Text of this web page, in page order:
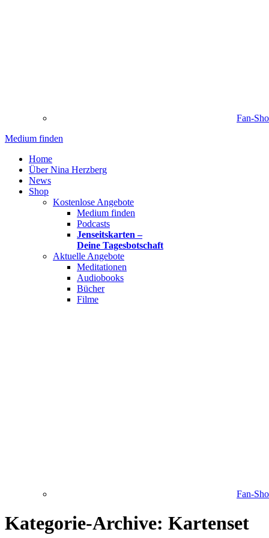
Fan-
Medium finden
Home
Über Nina Herzberg
News
Shop
Kostenlose Angebote
Medium finden
Podcasts
Jenseitskarten –
Deine Tagesbotschaft
Aktuelle Angebote
Meditationen
Audiobooks
Bücher
Filme
Fan-
Kategorie-Archive: Kartenset